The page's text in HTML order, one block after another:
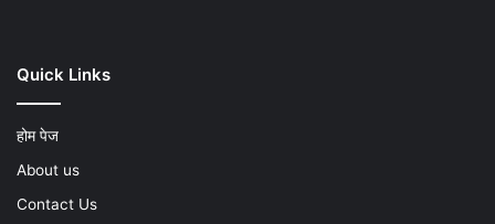
Quick Links
होम पेज
About us
Contact Us